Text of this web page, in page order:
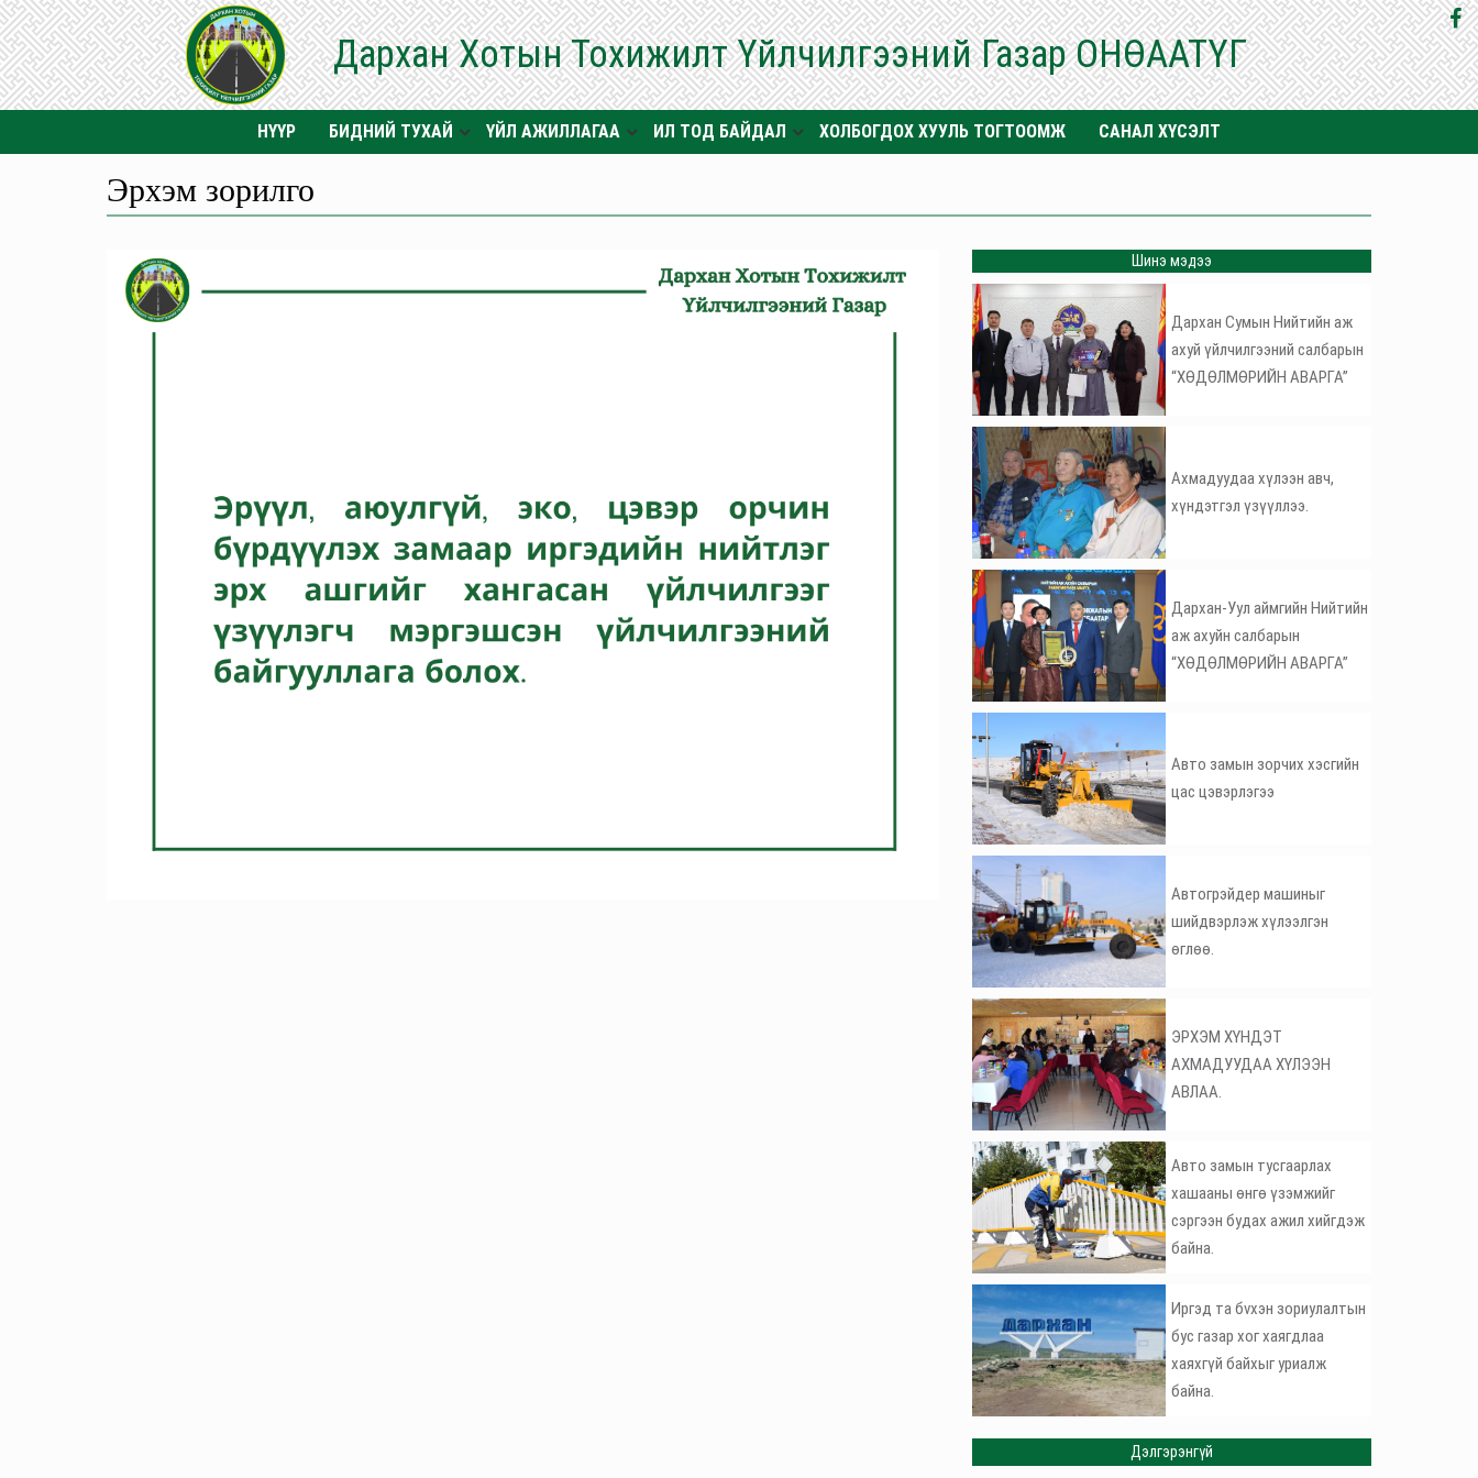
Дархан Хотын Тохижилт Үйлчилгээний Газар ОНӨААТҮГ
НҮҮР БИДНИЙ ТУХАЙ ҮЙЛ АЖИЛЛАГАА ИЛ ТОД БАЙДАЛ ХОЛБОГДОХ ХУУЛЬ ТОГТООМЖ САНАЛ ХҮСЭЛТ
Эрхэм зорилго
Шинэ мэдээ
Дархан Сумын Нийтийн аж
ахуй үйлчилгээний салбарын
“ХӨДӨЛМӨРИЙН АВАРГА”
Ахмадуудаа хүлээн авч,
хүндэтгэл үзүүллээ.
Дархан-Уул аймгийн Нийтийн
аж ахуйн салбарын
“ХӨДӨЛМӨРИЙН АВАРГА”
Авто замын зорчих хэсгийн
цас цэвэрлэгээ
Автогрэйдер машиныг
шийдвэрлэж хүлээлгэн
өглөө.
ЭРХЭМ ХҮНДЭТ
АХМАДУУДАА ХҮЛЭЭН
АВЛАА.
Авто замын тусгаарлах
хашааны өнгө үзэмжийг
сэргээн будах ажил хийгдэж
байна.
Иргэд та бvхэн зориулалтын
бус газар хог хаягдлаа
хаяхгүй байхыг уриалж
байна.
Дэлгэрэнгүй